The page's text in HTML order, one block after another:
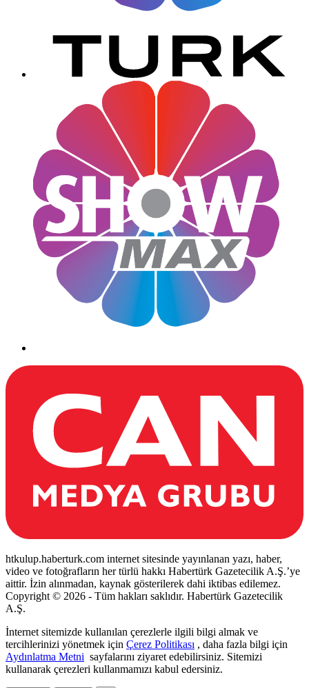
htkulup.haberturk.com internet sitesinde yayınlanan yazı, haber,
video ve fotoğrafların her türlü hakkı Habertürk Gazetecilik A.Ş.’ye
aittir. İzin alınmadan, kaynak gösterilerek dahi iktibas edilemez.
Copyright © 2026 - Tüm hakları saklıdır. Habertürk Gazetecilik
A.Ş.
İnternet sitemizde kullanılan çerezlerle ilgili bilgi almak ve
tercihlerinizi yönetmek için Çerez Politikası , daha fazla bilgi için
Aydınlatma Metni sayfalarını ziyaret edebilirsiniz. Sitemizi
kullanarak çerezleri kullanmamızı kabul edersiniz.